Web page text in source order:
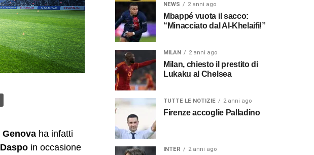
Genova ha infatti
Daspo in occasione
NEWS 2 anni ago
Mbappé vuota il sacco:
“Minacciato dal Al-Khelaifi!”
MILAN 2 anni ago
Milan, chiesto il prestito di
Lukaku al Chelsea
TUTTE LE NOTIZIE 2 anni ago
Firenze accoglie Palladino
INTER 2 anni ago